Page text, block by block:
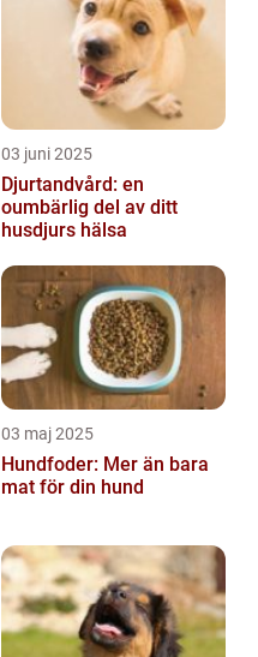
03 juni 2025
Djurtandvård: en
oumbärlig del av ditt
husdjurs hälsa
03 maj 2025
Hundfoder: Mer än bara
mat för din hund